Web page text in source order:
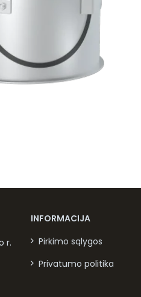
r.
INFORMACIJA
Pirkimo sąlygos
Privatumo politika